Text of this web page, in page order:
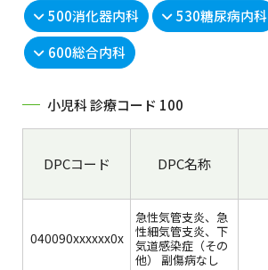
500消化器内科
530糖尿病内科
600総合内科
小児科 診療コード 100
DPCコード DPC名称
040090xxxxxx0x
急性気管支炎、急
性細気管支炎、下
気道感染症（その
他） 副傷病なし